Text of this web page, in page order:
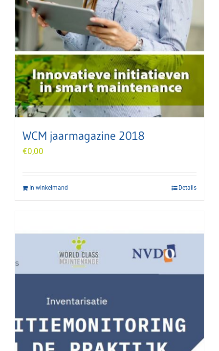
WCM jaarmagazine 2018
€0,00
In winkelmand Details